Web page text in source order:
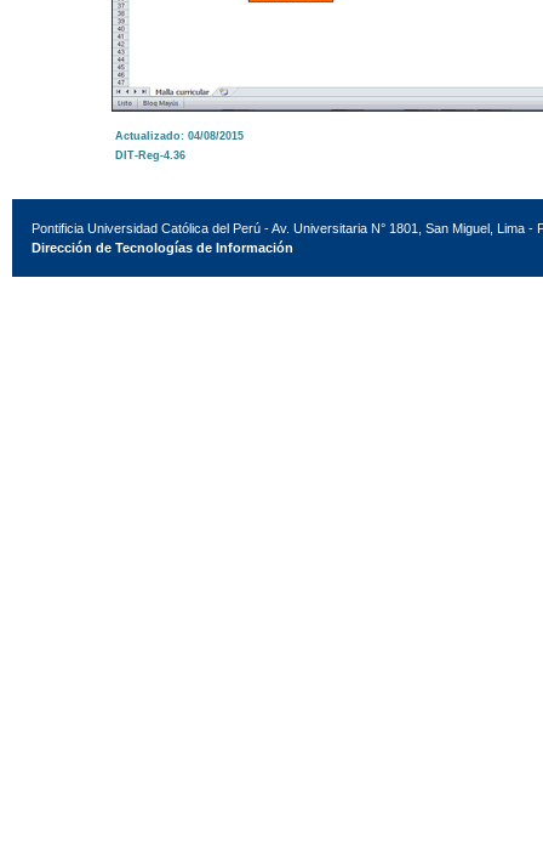
Actualizado: 04/08/2015
DIT-Reg-4.36
Pontificia Universidad Católica del Perú - Av. Universitaria N° 1801, San Miguel, Lima -
Dirección de Tecnologías de Información